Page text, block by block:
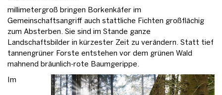
millimetergroß bringen Borkenkäfer im
Gemeinschaftsangriff auch stattliche Fichten großflächig
zum Absterben. Sie sind im Stande ganze
Landschaftsbilder in kürzester Zeit zu verändern. Statt tief
tannengrüner Forste entstehen vor dem grünen Wald
mahnend bräunlich-rote Baumgerippe.
Im